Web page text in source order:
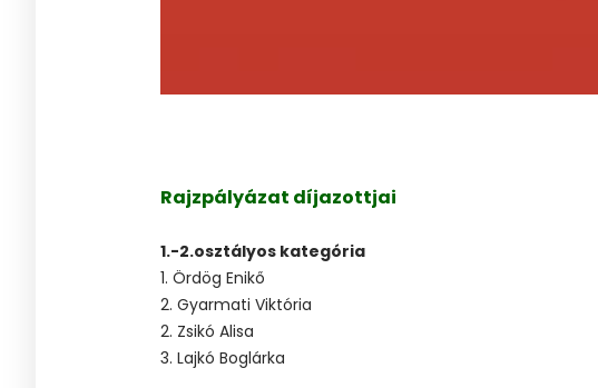
Rajzpályázat díjazottjai
1.-2.osztályos kategória
1. Ördög Enikő
2. Gyarmati Viktória
2. Zsikó Alisa
3. Lajkó Boglárka